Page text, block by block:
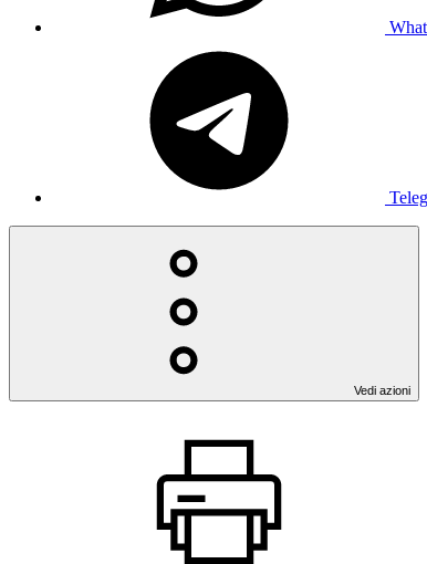
Vedi azioni